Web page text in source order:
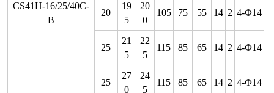
CS41H-16/25/40C-
B
20
19
5
20
0
105 75 55 14 2 4-Φ14
25
21
5
22
5
115 85 65 14 2 4-Φ14
25
27
0
24
5
115 85 65 14 2 4-Φ14